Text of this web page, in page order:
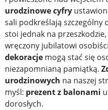
urodzinowe cyfry
sali podkreślają szczególny
stoi jednak na
wręczony jubilatowi
dekoracje mogą stać się
niezapomnianą pamiątką.
urodzinowych na naszej
myśl: prezent z balonami
dorosłych.